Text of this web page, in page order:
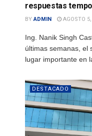
respuestas
BY ADMIN AGOSTO
Ing. Nanik Singh
últimas semanas, el
lugar importante en
DESTACADO